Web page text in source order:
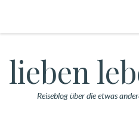
lieben
Reiseblog über die etwas